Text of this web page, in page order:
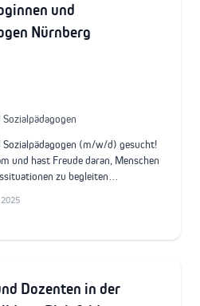
und
Nürnberg
Sozialpädagogen (m/w/d) gesucht!
und hast Freude daran, Menschen
zu begleiten…
Dozenten in der